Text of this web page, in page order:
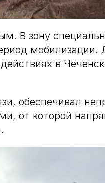
В зону
мобилизации.
в
обеспечивал
от которой